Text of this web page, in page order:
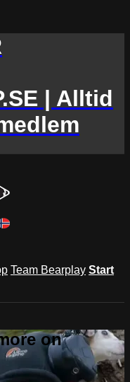
| Alltid
Team Bearplay Start
on